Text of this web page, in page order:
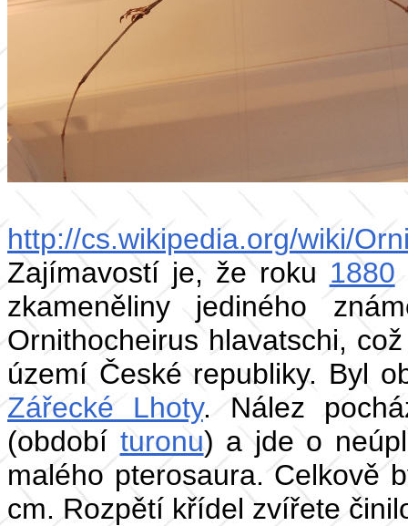
http://cs.wikipedia.org/wiki/
Zajímavostí je, že roku 1880
zkameněliny jediného
Ornithocheirus hlavatschi,
území České republiky. Byl
Zářecké Lhoty. Nález
(období turonu) a jde o
malého pterosaura. Celkově
cm. Rozpětí křídel zvířete